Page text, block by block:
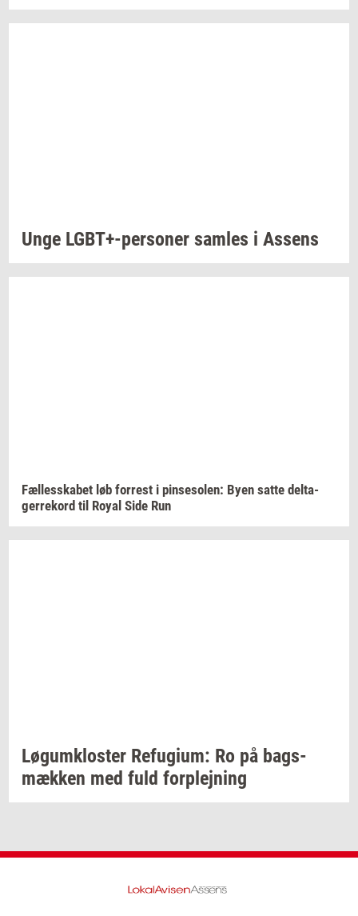
Unge LGBT+-​personer sam­les i As­sens
Fæl­les­ska­bet løb for­re­st i pin­se­so­len: Byen satte del­ta­
ger­re­kord til Royal Side Run
Løgum­klo­ster Re­fu­gi­um: Ro på bags­
mæk­ken med fuld for­plej­ning